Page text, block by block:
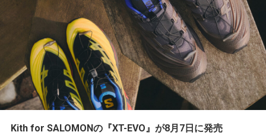
Kith for SALOMONの『XT-EVO』が8月7日に発売